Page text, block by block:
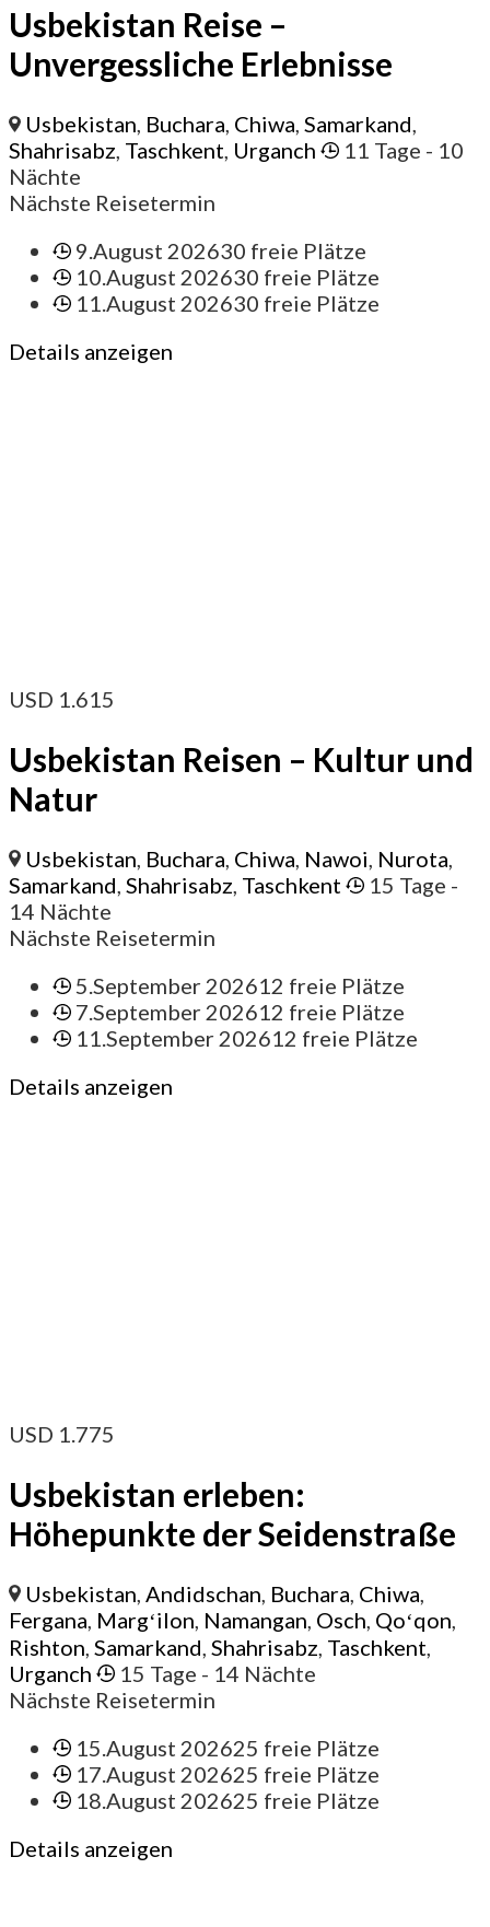
Usbekistan Reise –
Unvergessliche Erlebnisse
Usbekistan, Buchara, Chiwa,Samarkand,
Shahrisabz, Taschkent, Urganch 11 Tage - 10
Nächte
Nächste Reisetermin
9.August 202630 freie Plätze
10.August 202630 freie Plätze
11.August 202630 freie Plätze
Details anzeigen
USD 1.615
Usbekistan Reisen – Kultur und
Natur
Usbekistan, Buchara, Chiwa, Nawoi, Nurota,
Samarkand, Shahrisabz, Taschkent 15 Tage -
14 Nächte
Nächste Reisetermin
5.September 202612 freie Plätze
7.September 202612 freie Plätze
11.September 202612 freie Plätze
Details anzeigen
USD 1.775
Usbekistan erleben:
Höhepunkte der Seidenstraße
Usbekistan,Andidschan, Buchara, Chiwa,
Fergana, Margʻilon, Namangan, Osch, Qoʻqon,
Rishton, Samarkand, Shahrisabz, Taschkent,
Urganch
15 Tage - 14 Nächte
Nächste Reisetermin
15.August 202625 freie Plätze
17.August 202625 freie Plätze
18.August 202625 freie Plätze
Details anzeigen